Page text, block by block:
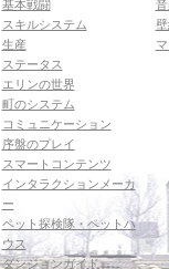
基本戦闘
スキルシステム
生産
ステータス
エリンの世界
町のシステム
コミュニケーション
序盤のプレイ
スマートコンテンツ
インタラクションメーカ
ー
ペット探検隊・ペットハ
ウス
ダンジョンガイド